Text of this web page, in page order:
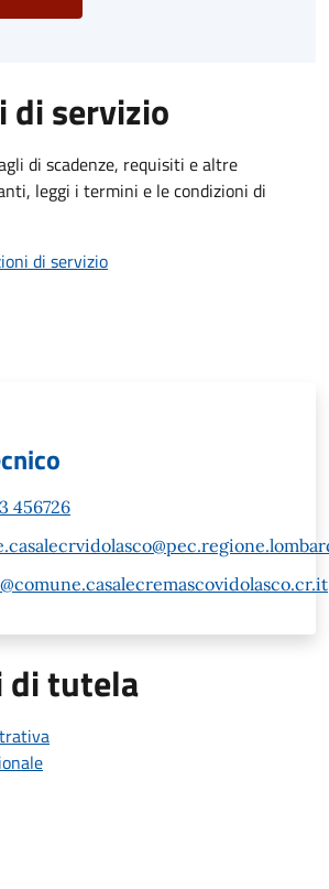
di servizio
di scadenze, requisiti e altre
leggi i termini e le condizioni di
di servizio
456726
di tutela